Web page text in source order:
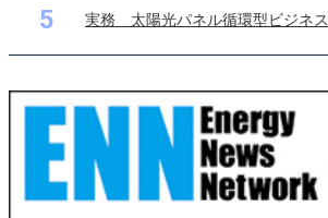
5 実務 太陽光パネル循環型ビジネス